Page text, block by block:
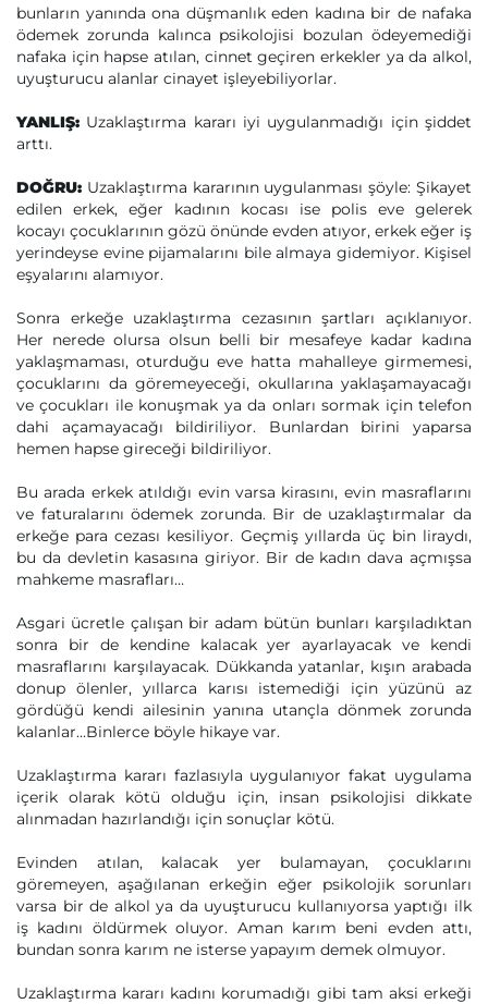
bunların yanında ona düşmanlık eden kadına bir de nafaka
ödemek zorunda kalınca psikolojisi bozulan ödeyemediği
nafaka için hapse atılan, cinnet geçiren erkekler ya da alkol,
uyuşturucu alanlar cinayet işleyebiliyorlar.
YANLIŞ: Uzaklaştırma kararı iyi uygulanmadığı için şiddet
arttı.
DOĞRU: Uzaklaştırma kararının uygulanması şöyle: Şikayet
edilen erkek, eğer kadının kocası ise polis eve gelerek
kocayı çocuklarının gözü önünde evden atıyor, erkek eğer iş
yerindeyse evine pijamalarını bile almaya gidemiyor. Kişisel
eşyalarını alamıyor.
Sonra erkeğe uzaklaştırma cezasının şartları açıklanıyor.
Her nerede olursa olsun belli bir mesafeye kadar kadına
yaklaşmaması, oturduğu eve hatta mahalleye girmemesi,
çocuklarını da göremeyeceği, okullarına yaklaşamayacağı
ve çocukları ile konuşmak ya da onları sormak için telefon
dahi açamayacağı bildiriliyor. Bunlardan birini yaparsa
hemen hapse gireceği bildiriliyor.
Bu arada erkek atıldığı evin varsa kirasını, evin masraflarını
ve faturalarını ödemek zorunda. Bir de uzaklaştırmalar da
erkeğe para cezası kesiliyor. Geçmiş yıllarda üç bin liraydı,
bu da devletin kasasına giriyor. Bir de kadın dava açmışsa
mahkeme masrafları…
Asgari ücretle çalışan bir adam bütün bunları karşıladıktan
sonra bir de kendine kalacak yer ayarlayacak ve kendi
masraflarını karşılayacak. Dükkanda yatanlar, kışın arabada
donup ölenler, yıllarca karısı istemediği için yüzünü az
gördüğü kendi ailesinin yanına utançla dönmek zorunda
kalanlar…Binlerce böyle hikaye var.
Uzaklaştırma kararı fazlasıyla uygulanıyor fakat uygulama
içerik olarak kötü olduğu için, insan psikolojisi dikkate
alınmadan hazırlandığı için sonuçlar kötü.
Evinden atılan, kalacak yer bulamayan, çocuklarını
göremeyen, aşağılanan erkeğin eğer psikolojik sorunları
varsa bir de alkol ya da uyuşturucu kullanıyorsa yaptığı ilk
iş kadını öldürmek oluyor. Aman karım beni evden attı,
bundan sonra karım ne isterse yapayım demek olmuyor.
Uzaklaştırma kararı kadını korumadığı gibi tam aksi erkeği